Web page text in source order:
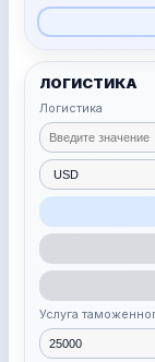
ЛОГИСТИКА
Логистика
Услуга